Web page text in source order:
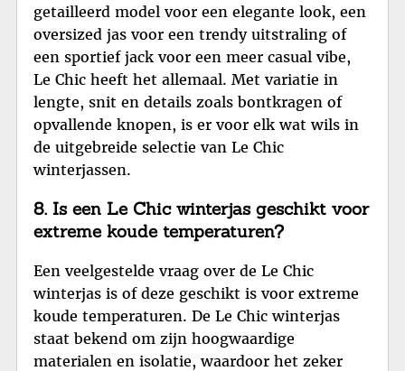
getailleerd model voor een elegante look, een
oversized jas voor een trendy uitstraling of
een sportief jack voor een meer casual vibe,
Le Chic heeft het allemaal. Met variatie in
lengte, snit en details zoals bontkragen of
opvallende knopen, is er voor elk wat wils in
de uitgebreide selectie van Le Chic
winterjassen.
8. Is een Le Chic winterjas geschikt voor
extreme koude temperaturen?
Een veelgestelde vraag over de Le Chic
winterjas is of deze geschikt is voor extreme
koude temperaturen. De Le Chic winterjas
staat bekend om zijn hoogwaardige
materialen en isolatie, waardoor het zeker